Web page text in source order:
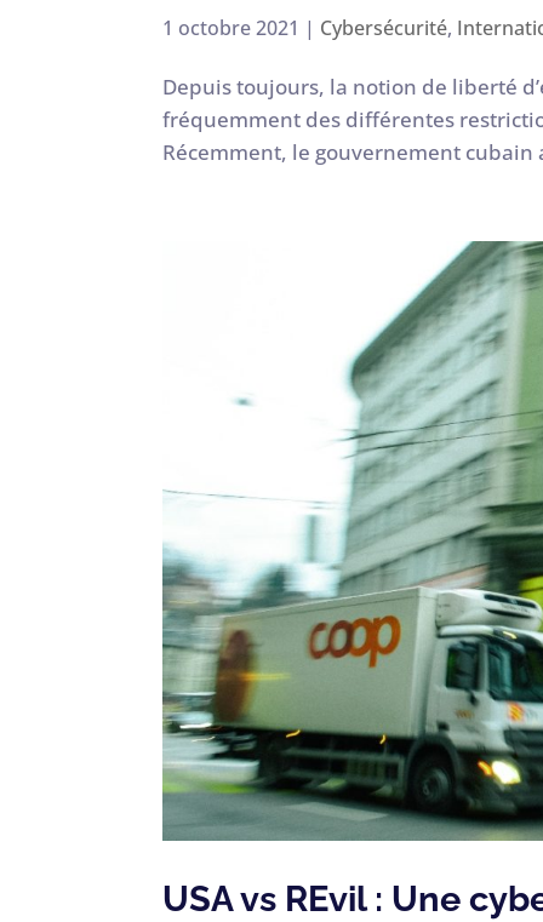
1 octobre 2021 | Cybersécurité,
Depuis toujours, la notion de liberté
fréquemment des différentes
Récemment, le gouvernement
USA vs REvil : Une